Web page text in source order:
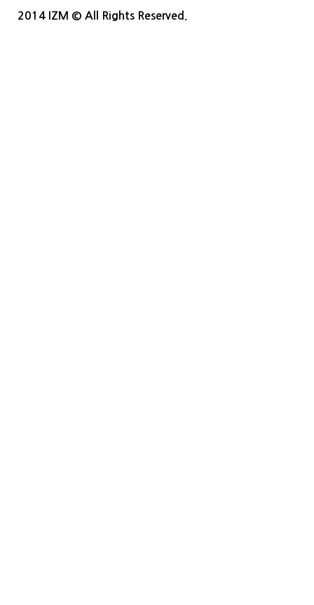
2014 IZM © All Rights Reserved.